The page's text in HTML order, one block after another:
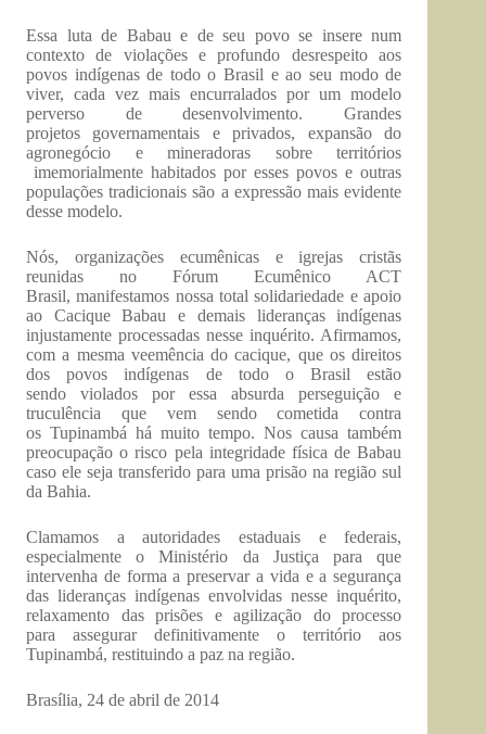
Essa luta de Babau e de seu povo se insere num
contexto de violações e profundo desrespeito aos
povos indígenas de todo o Brasil e ao seu modo de
viver, cada vez mais encurralados por um modelo
perverso de desenvolvimento. Grandes
projetos governamentais e privados, expansão do
agronegócio e mineradoras sobre territórios
imemorialmente habitados por esses povos e outras
populações tradicionais são a expressão mais evidente
desse modelo.
Nós, organizações ecumênicas e igrejas cristãs
reunidas no Fórum Ecumênico ACT
Brasil, manifestamos nossa total solidariedade e apoio
ao Cacique Babau e demais lideranças indígenas
injustamente processadas nesse inquérito. Afirmamos,
com a mesma veemência do cacique, que os direitos
dos povos indígenas de todo o Brasil estão
sendo violados por essa absurda perseguição e
truculência que vem sendo cometida contra
os Tupinambá há muito tempo. Nos causa também
preocupação o risco pela integridade física de Babau
caso ele seja transferido para uma prisão na região sul
da Bahia.
Clamamos a autoridades estaduais e federais,
especialmente o Ministério da Justiça para que
intervenha de forma a preservar a vida e a segurança
das lideranças indígenas envolvidas nesse inquérito,
relaxamento das prisões e agilização do processo
para assegurar definitivamente o território aos
Tupinambá, restituindo a paz na região.
Brasília, 24 de abril de 2014